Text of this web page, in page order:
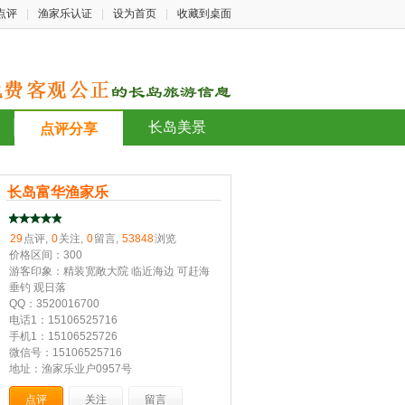
评 渔家乐认证 设为首页 收藏到桌面
点评分享 长岛美景
长岛富华渔家乐
29点评, 0关注, 0留言, 53848浏览
价格区间：300
游客印象：精装宽敞大院 临近海边 可赶海
垂钓 观日落
QQ：3520016700
电话1：15106525716
手机1：15106525726
微信号：15106525716
地址：渔家乐业户0957号
点评 关注 留言